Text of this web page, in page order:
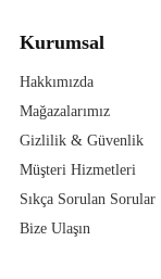
Kurumsal
Hakkımızda
Mağazalarımız
Gizlilik & Güvenlik
Müşteri Hizmetleri
Sıkça Sorulan Sorular
Bize Ulaşın